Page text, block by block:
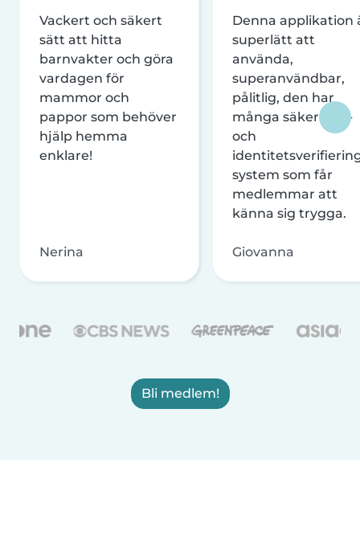
Vackert och säkert
sätt att hitta
barnvakter och göra
vardagen för
mammor och
pappor som behöver
hjälp hemma
enklare!
Nerina
Denna applikation
superlätt att
använda,
superanvändbar,
pålitlig, den har
många säkerhets-
och
system som får
medlemmar att
känna sig trygga.
Giovanna
Bli medlem!